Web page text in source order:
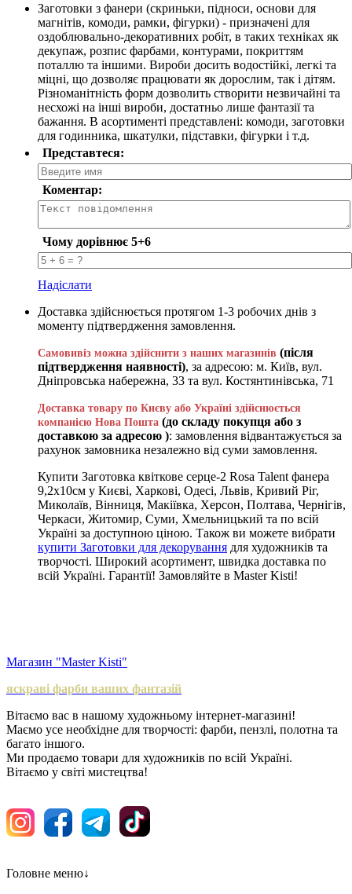
Заготовки з фанери (скриньки, підноси, основи для
магнітів, комоди, рамки, фігурки) - призначені для
оздоблювально-декоративних робіт, в таких техніках як
декупаж, розпис фарбами, контурами, покриттям
поталлю та іншими. Вироби досить водостійкі, легкі та
міцні, що дозволяє працювати як дорослим, так і дітям.
Різноманітність форм дозволить створити незвичайні та
несхожі на інші вироби, достатньо лише фантазії та
бажання. В асортименті представлені: комоди, заготовки
для годинника, шкатулки, підставки, фігурки і т.д.
Представтеся:
Коментар:
Чому дорівнює 5+6
Надіслати
Доставка здійснюється протягом 1-3 робочих днів з
моменту підтвердження замовлення.
Самовивіз можна здійснити з наших магазинів (після
підтвердження наявності), за адресою: м. Київ, вул.
Дніпровська набережна, 33 та вул. Костянтинівська, 71
Доставка товару по Києву або Україні здійснюється
компанією Нова Пошта (до складу покупця або з
доставкою за адресою ): замовлення відвантажується за
рахунок замовника незалежно від суми замовлення.
Купити Заготовка квіткове серце-2 Rosa Talent фанера
9,2х10см у Києві, Харкові, Одесі, Львів, Кривий Ріг,
Миколаїв, Вінниця, Макіївка, Херсон, Полтава, Чернігів,
Черкаси, Житомир, Суми, Хмельницький та по всій
Україні за доступною ціною. Також ви можете вибрати
купити Заготовки для декорування для художників та
творчості. Широкий асортимент, швидка доставка по
всій Україні. Гарантії! Замовляйте в Master Kisti!
Магазин "Master Kisti"
яскраві фарби ваших фантазій
Вітаємо вас в нашому художньому інтернет-магазині!
Маємо усе необхідне для творчості: фарби, пензлі, полотна та
багато іншого.
Ми продаємо товари для художників по всій Україні.
Вітаємо у світі мистецтва!
Головне меню↓